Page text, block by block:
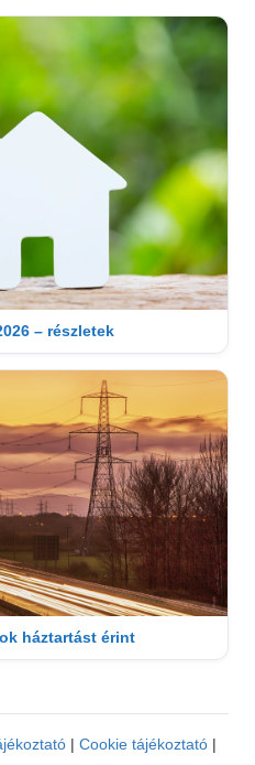
– részletek
háztartást érint
| Cookie tájékoztató|